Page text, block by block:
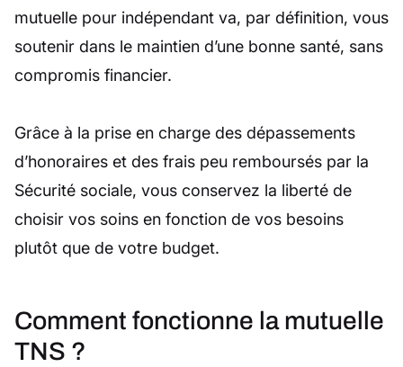
mutuelle pour indépendant va, par définition, vous
soutenir dans le maintien d’une bonne santé, sans
compromis financier.
Grâce à la prise en charge des dépassements
d’honoraires et des frais peu remboursés par la
Sécurité sociale, vous conservez la liberté de
choisir vos soins en fonction de vos besoins
plutôt que de votre budget.
Comment fonctionne la mutuelle
TNS ?